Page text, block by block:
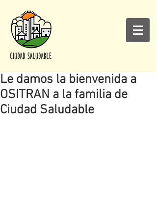
Le damos la bienvenida a
OSITRAN a la familia de
Ciudad Saludable